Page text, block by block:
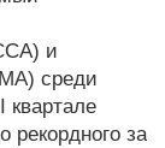
и
среди
квартале
рекордного за